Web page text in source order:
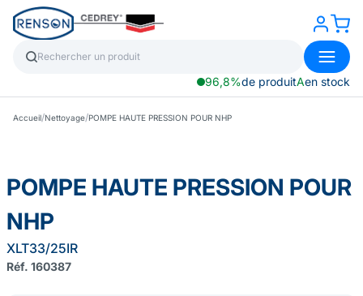
96,8%de produitAen stock
Accueil/Nettoyage/POMPE HAUTE PRESSION POUR NHP
POMPE HAUTE PRESSION POUR
NHP
XLT33/25IR
Réf. 160387